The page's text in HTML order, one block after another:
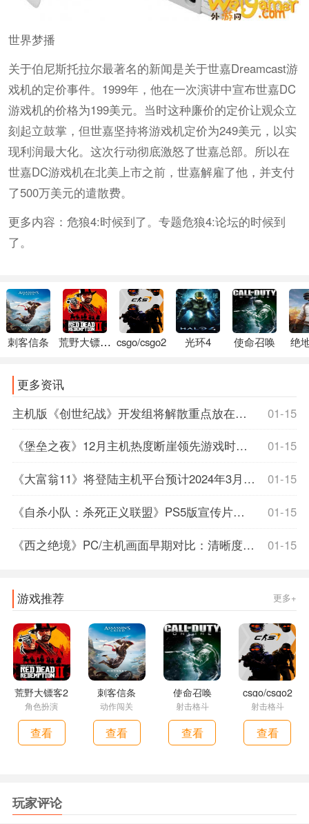
世界梦播
关于伯尼斯托拉尔最著名的新闻是关于世嘉Dreamcast游
戏机的定价事件。1999年，他在一次演讲中宣布世嘉DC
游戏机的价格为199美元。当时这种廉价的定价让观众立
刻起立鼓掌，但世嘉坚持将游戏机定价为249美元，以实
现利润最大化。这次行动彻底激怒了世嘉总部。所以在
世嘉DC游戏机在北美上市之前，世嘉解雇了他，并支付
了500万美元的遣散费。
更多内容：危狼4:时候到了。专题危狼4:论坛的时候到
了。
刺客信条 荒野大镖客2 csgo/csgo2 光环4 使命召唤 绝
更多资讯
01-15
主机版《创世纪战》开发组将解散重点放在手游的开发，ns创世纪战
01-15
《堡垒之夜》12月主机热度断崖领先游戏时长碾压其它游戏，《堡垒之夜》国际服
01-15
《大富翁11》将登陆主机平台预计2024年3月发售，大富翁11官网
01-15
《自杀小队：杀死正义联盟》PS5版宣传片：带来完美主机体验
01-15
《西之绝境》PC/主机画面早期对比：清晰度提升显著，《西之绝境》DLC发生在主线之后需通关本体才能游玩
游戏推荐 更多+
荒野大镖客2
角色扮演
查看
刺客信条
动作闯关
查看
使命召唤
射击格斗
查看
csgo/csgo2
射击格斗
查看
玩家评论